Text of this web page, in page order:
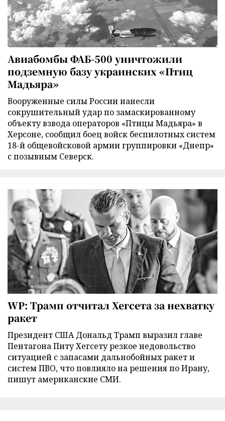
Авиабомбы ФАБ-500 уничтожили
подземную базу украинских «Птиц
Мадьяра»
Вооруженные силы России нанесли
сокрушительный удар по замаскированному
объекту взвода операторов «Птицы Мадьяра» в
Херсоне, сообщил боец войск беспилотных систем
18-й общевойсковой армии группировки «Днепр»
с позывным Северск.
WP: Трамп отчитал Хегсета за нехватку
ракет
Президент США Дональд Трамп выразил главе
Пентагона Питу Хегсету резкое недовольство
ситуацией с запасами дальнобойных ракет и
систем ПВО, что повлияло на решения по Ирану,
пишут американские СМИ.